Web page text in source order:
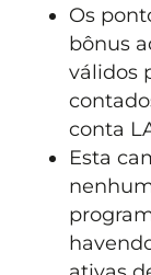
Os
bônus
válidos
conta
Esta